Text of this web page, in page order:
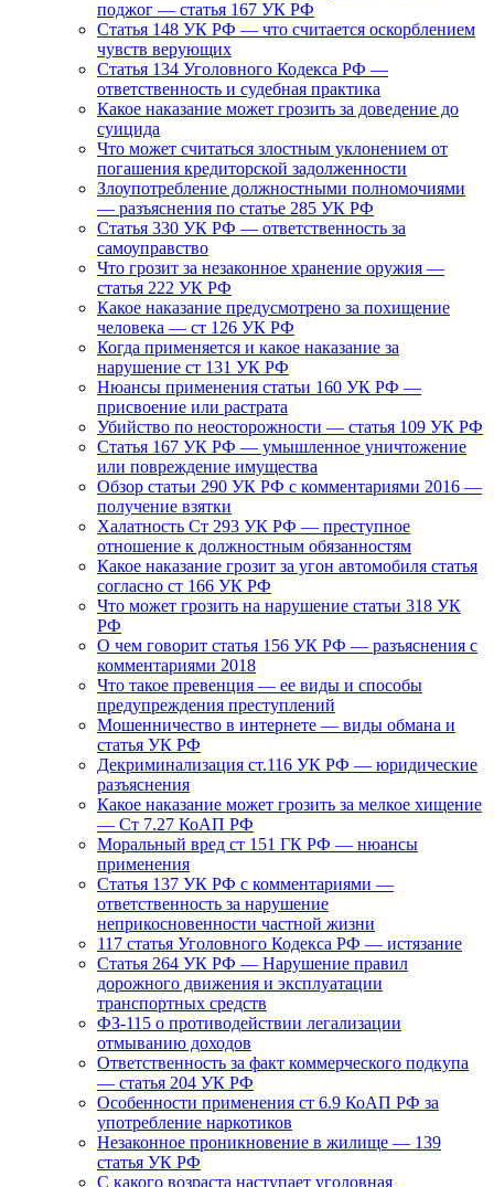
поджог — статья 167 УК РФ
Статья 148 УК РФ — что считается оскорблением
чувств верующих
Статья 134 Уголовного Кодекса РФ —
ответственность и судебная практика
Какое наказание может грозить за доведение до
суицида
Что может считаться злостным уклонением от
погашения кредиторской задолженности
Злоупотребление должностными полномочиями
— разъяснения по статье 285 УК РФ
Статья 330 УК РФ — ответственность за
самоуправство
Что грозит за незаконное хранение оружия —
статья 222 УК РФ
Какое наказание предусмотрено за похищение
человека — ст 126 УК РФ
Когда применяется и какое наказание за
нарушение ст 131 УК РФ
Нюансы применения статьи 160 УК РФ —
присвоение или растрата
Убийство по неосторожности — статья 109 УК РФ
Статья 167 УК РФ — умышленное уничтожение
или повреждение имущества
Обзор статьи 290 УК РФ с комментариями 2016 —
получение взятки
Халатность Ст 293 УК РФ — преступное
отношение к должностным обязанностям
Какое наказание грозит за угон автомобиля статья
согласно ст 166 УК РФ
Что может грозить на нарушение статьи 318 УК
РФ
О чем говорит статья 156 УК РФ — разъяснения с
комментариями 2018
Что такое превенция — ее виды и способы
предупреждения преступлений
Мошенничество в интернете — виды обмана и
статья УК РФ
Декриминализация ст.116 УК РФ — юридические
разъяснения
Какое наказание может грозить за мелкое хищение
— Ст 7.27 КоАП РФ
Моральный вред ст 151 ГК РФ — нюансы
применения
Статья 137 УК РФ с комментариями —
ответственность за нарушение
неприкосновенности частной жизни
117 статья Уголовного Кодекса РФ — истязание
Статья 264 УК РФ — Нарушение правил
дорожного движения и эксплуатации
транспортных средств
ФЗ-115 о противодействии легализации
отмыванию доходов
Ответственность за факт коммерческого подкупа
— статья 204 УК РФ
Особенности применения ст 6.9 КоАП РФ за
употребление наркотиков
Незаконное проникновение в жилище — 139
статья УК РФ
С какого возраста наступает уголовная